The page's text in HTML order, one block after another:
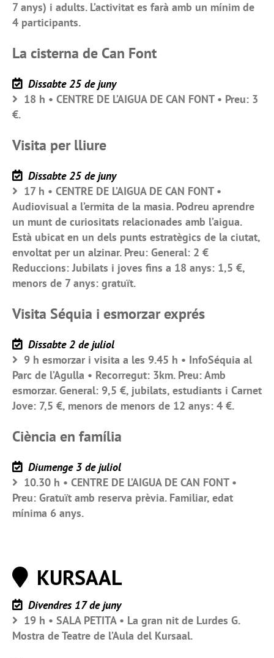
7 anys) i adults. L’activitat es farà amb un mínim de
4 participants.
La cisterna de Can Font
Dissabte 25 de juny
18 h • CENTRE DE L’AIGUA DE CAN FONT • Preu: 3
€.
Visita per lliure
Dissabte 25 de juny
17 h • CENTRE DE L’AIGUA DE CAN FONT •
Audiovisual a l’ermita de la masia. Podreu aprendre
un munt de curiositats relacionades amb l’aigua.
Està ubicat en un dels punts estratègics de la ciutat,
envoltat per un alzinar. Preu: General: 2 €
Reduccions: Jubilats i joves fins a 18 anys: 1,5 €,
menors de 7 anys: gratuït.
Visita Séquia i esmorzar exprés
Dissabte 2 de juliol
9 h esmorzar i visita a les 9.45 h • InfoSéquia al
Parc de l’Agulla • Recorregut: 3km. Preu: Amb
esmorzar. General: 9,5 €, jubilats, estudiants i Carnet
Jove: 7,5 €, menors de menors de 12 anys: 4 €.
Ciència en família
Diumenge 3 de juliol
10.30 h • CENTRE DE L’AIGUA DE CAN FONT •
Preu: Gratuït amb reserva prèvia. Familiar, edat
mínima 6 anys.
KURSAAL
Divendres 17 de juny
19 h • SALA PETITA • La gran nit de Lurdes G.
Mostra de Teatre de l’Aula del Kursaal.